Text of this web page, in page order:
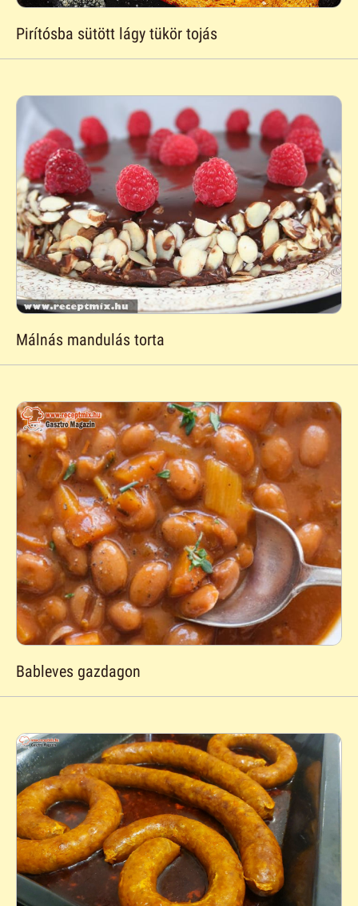
Pirítósba sütött lágy tükör tojás
Málnás mandulás torta
Bableves gazdagon